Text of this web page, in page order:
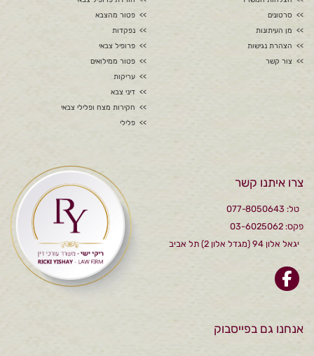
סרטונים
מן העיתונות
הצהרת נגישות
צור קשר
פטור מהצבא
נפקדות
פרופיל צבאי
פטור ממילואים
עריקות
דיני צבא
חקירות מצח ופלילי צבאי
פלילי
צרו איתנו קשר
טל: 077-8050643
פקס: 03-6025062
יגאל אלון 94 (מגדל אלון 2) תל אביב
אנחנו גם בפייסבוק